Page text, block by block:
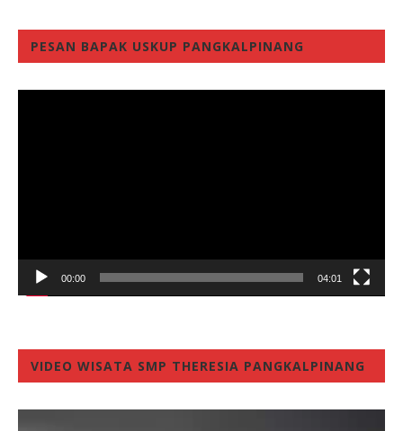
PESAN BAPAK USKUP PANGKALPINANG
00:00 04:01
VIDEO WISATA SMP THERESIA PANGKALPINANG